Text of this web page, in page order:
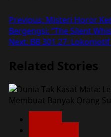
Post
navigation
Previous: Misteri Horor
Bergengsi: “The Silent
Next: BB 301 27:
Related Stories